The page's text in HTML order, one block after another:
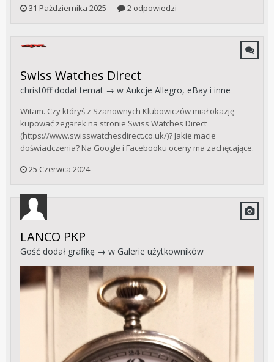
31 Października 2025
2 odpowiedzi
Swiss Watches Direct
christ0ffdodał temat → w Aukcje Allegro, eBay i inne
Witam. Czy któryś z Szanownych Klubowiczów miał okazję
kupować zegarek na stronie Swiss Watches Direct
(https://www.swisswatchesdirect.co.uk/)? Jakie macie
doświadczenia? Na Google i Facebooku oceny ma zachęcające.
25 Czerwca 2024
LANCO PKP
Gość dodał grafikę → w Galerie użytkowników